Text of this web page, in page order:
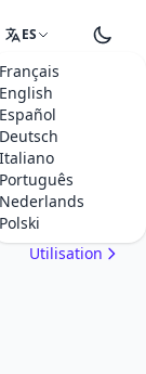
ES
Français
English
Español
Deutsch
Italiano
Português
Nederlands
Polski
Utilisation